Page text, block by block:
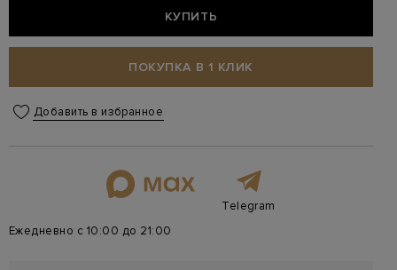
КУПИТЬ
ПОКУПКА В 1 КЛИК
Добавить в избранное
Telegram
Ежедневно с 10:00 до 21:00